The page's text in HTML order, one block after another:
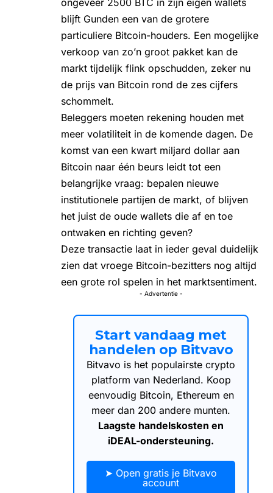
blijft Gunden een van de grotere
particuliere Bitcoin-houders. Een mogelijke
verkoop van zo’n groot pakket kan de
markt tijdelijk flink opschudden, zeker nu
de prijs van Bitcoin rond de zes cijfers
schommelt.
Beleggers moeten rekening houden met
meer volatiliteit in de komende dagen. De
komst van een kwart miljard dollar aan
Bitcoin naar één beurs leidt tot een
belangrijke vraag: bepalen nieuwe
institutionele partijen de markt, of blijven
het juist de oude wallets die af en toe
ontwaken en richting geven?
Deze transactie laat in ieder geval duidelijk
zien dat vroege Bitcoin-bezitters nog altijd
een grote rol spelen in het marktsentiment.
- Advertentie -
Start vandaag met
handelen op Bitvavo
Bitvavo is het populairste crypto
platform van Nederland. Koop
eenvoudig Bitcoin, Ethereum en
meer dan 200 andere munten.
Laagste handelskosten en
iDEAL-ondersteuning.
➤ Open gratis je Bitvavo
account